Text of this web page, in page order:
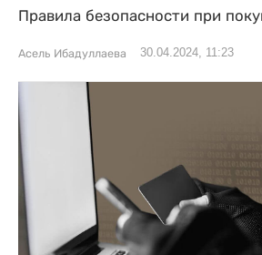
Правила безопасности при
Асель Ибадуллаева 30.04.2024, 11:23